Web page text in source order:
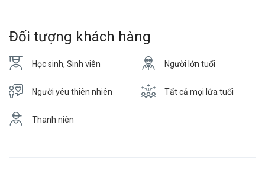
Đối tượng khách hàng
Học sinh, Sinh viên Người lớn tuổi
Người yêu thiên nhiên Tất cả mọi lứa tuổi
Thanh niên